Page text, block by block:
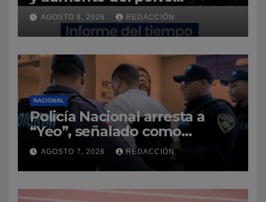
sahariano sobre República
Dominicana
AGOSTO 8, 2026 REDACCIÓN
NACIONAL
Policía Nacional arresta a
“Yeo”, señalado como
presunto autor del homicidio
del baloncestista Yeuri
Rodríguez Batista
AGOSTO 7, 2026 REDACCIÓN